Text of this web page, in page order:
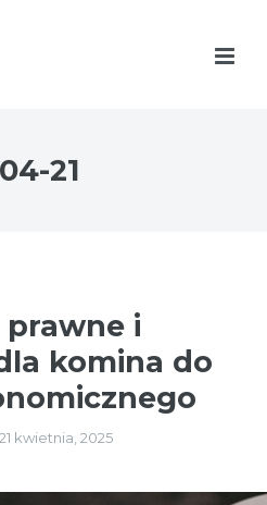
21
i
komina do
21 kwietnia, 2025